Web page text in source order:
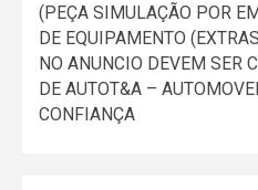
(PEÇA SIMULAÇÃO POR
DE EQUIPAMENTO
NO ANUNCIO DEVEM SER
DE AUTOT&A –
CONFIANÇA